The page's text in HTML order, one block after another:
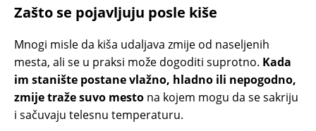
Zašto se pojavljuju posle kiše
Mnogi misle da kiša udaljava zmije od naseljenih
mesta, ali se u praksi može dogoditi suprotno. Kada
im stanište postane vlažno, hladno ili nepogodno,
zmije traže suvo mesto na kojem mogu da se sakriju
i sačuvaju telesnu temperaturu.